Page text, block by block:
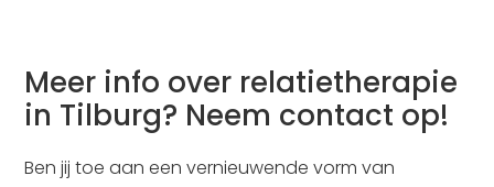
Meer info over relatietherapie
in Tilburg? Neem contact op!
Ben jij toe aan een vernieuwende vorm van